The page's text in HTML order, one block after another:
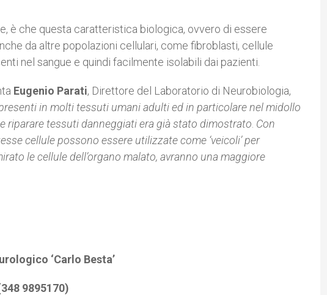
è che questa caratteristica biologica, ovvero di essere
da altre popolazioni cellulari, come fibroblasti, cellule
nel sangue e quindi facilmente isolabili dai pazienti.
Eugenio Parati, Direttore del Laboratorio di Neurobiologia,
in molti tessuti umani adulti ed in particolare nel midollo
e riparare tessuti danneggiati era già stato dimostrato Con
cellule possono essere utilizzate come ‘veicoli’ per
le cellule dell’organo malato, avranno una maggiore
‘Carlo Besta’
9895170)